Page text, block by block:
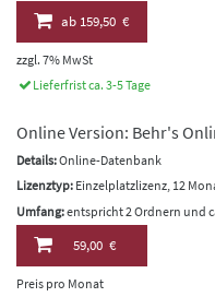
ab159,50 €
zzgl. 7% MwSt
Lieferfrist ca. 3-5 Tage
Online Version: Behr's
Details:Online-Datenbank
Lizenztyp: Einzelplatzlizenz, 12
Umfang:entspricht 2 Ordnern und
59,00 €
Preis pro Monat